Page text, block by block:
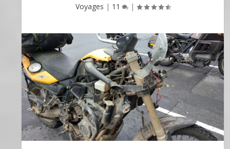
Voyages | 11 |